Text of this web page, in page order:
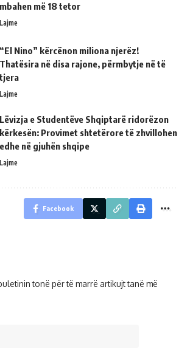
mbahen më 18 tetor
Lajme
“El Nino” kërcënon miliona njerëz!
Thatësira në disa rajone, përmbytje në të
tjera
Lajme
Lëvizja e Studentëve Shqiptarë ridorëzon
kërkesën: Provimet shtetërore të zhvillohen
edhe në gjuhën shqipe
Lajme
Facebook
tonë për të marrë artikujt tanë më